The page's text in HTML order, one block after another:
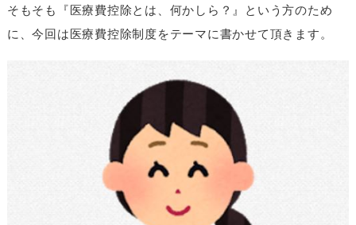
そもそも『医療費控除とは、何かしら？』という方のため
に、今回は医療費控除制度をテーマに書かせて頂きます。